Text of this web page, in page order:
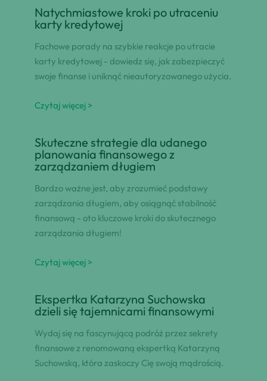
Natychmiastowe kroki po utraceniu
karty kredytowej
Fachowe porady na szybkie reakcje po utracie
karty kredytowej - dowiedz się, jak zabezpieczyć
swoje finanse i uniknąć nieautoryzowanego użycia.
Czytaj więcej >
Skuteczne strategie dla udanego
planowania finansowego z
zarządzaniem długiem
Bardzo ważne jest, aby zrozumieć podstawy
zarządzania długiem, aby osiągnąć stabilność
finansową - oto kluczowe kroki do skutecznego
zarządzania długiem!
Czytaj więcej >
Ekspertka Katarzyna Suchowska
dzieli się tajemnicami finansowymi
Wydaj się na fascynującą podróż przez sekrety
finansowe z renomowaną ekspertką Katarzyną
Suchowską, która zaskoczy Cię swoją mądrością.